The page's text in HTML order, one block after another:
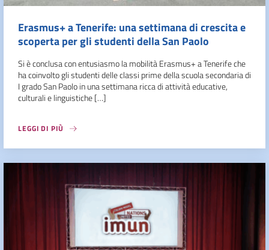
Erasmus+ a Tenerife: una settimana di crescita e
scoperta per gli studenti della San Paolo
Si è conclusa con entusiasmo la mobilità Erasmus+ a Tenerife che
ha coinvolto gli studenti delle classi prime della scuola secondaria di
I grado San Paolo in una settimana ricca di attività educative,
culturali e linguistiche […]
LEGGI DI PIÙ